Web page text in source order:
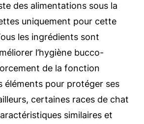
des alimentations sous la
uniquement pour cette
les ingrédients sont
l’hygiène bucco-
de la fonction
éléments pour protéger ses
certaines races de chat
similaires et